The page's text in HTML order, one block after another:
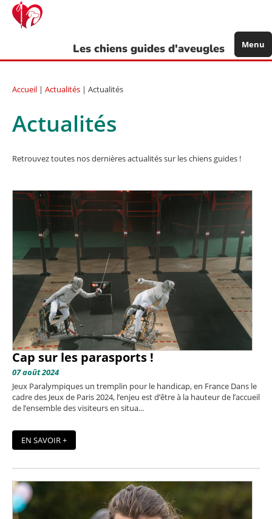
Aller
contenu
Les chiens guides d'aveugles Menu
Accueil | Actualités | Actualités
Actualités
Retrouvez toutes nos dernières actualités sur les chiens guides !
Cap sur les parasports !
07 août 2024
Jeux Paralympiques un tremplin pour le handicap, en France Dans le
cadre des Jeux de Paris 2024, l’enjeu est d’être à la hauteur de l’accueil
de l’ensemble des visiteurs en situa...
EN SAVOIR +